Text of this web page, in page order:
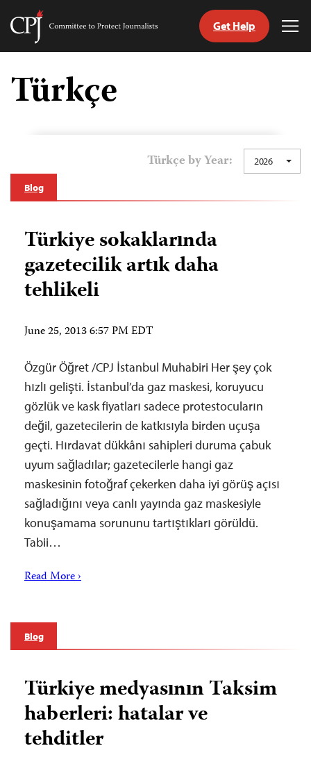
Skip
content
Committee
Get Help
Türkçe
Türkçe by Year: 2026
Blog
Türkiye sokaklarında
gazetecilik artık daha
tehlikeli
June 25, 2013 6:57 PM EDT
Özgür Öğret /CPJ İstanbul Muhabiri Her şey çok
hızlı gelişti. İstanbul’da gaz maskesi, koruyucu
gözlük ve kask fiyatları sadece protestocuların
değil, gazetecilerin de katkısıyla birden uçuşa
geçti. Hırdavat dükkânı sahipleri duruma çabuk
uyum sağladılar; gazetecilerle hangi gaz
maskesinin fotoğraf çekerken daha iyi görüş açısı
sağladığını veya canlı yayında gaz maskesiyle
konuşamama sorununu tartıştıkları görüldü.
Tabii…
Read More ›
Blog
Türkiye medyasının Taksim
haberleri: hatalar ve
tehditler